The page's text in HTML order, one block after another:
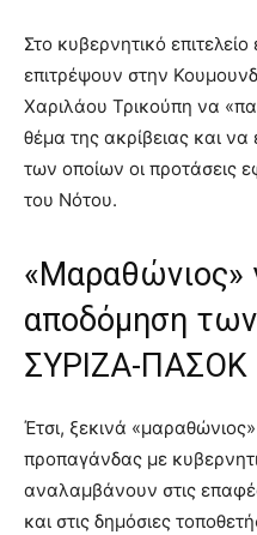
Στο κυβερνητικό
επιτρέψουν στην
Χαριλάου Τρικούπη να
θέμα της ακρίβειας και
των οποίων οι προτάσεις
του Νότου.
«Μαραθώνιος»
αποδόμηση
ΣΥΡΙΖΑ-ΠΑΣΟΚ
Έτσι, ξεκινά
προπαγάνδας με
αναλαμβάνουν στις
και στις δημόσιες